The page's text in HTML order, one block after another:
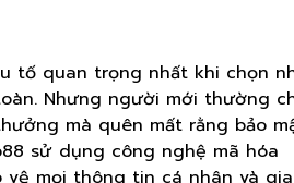
tố quan trọng nhất khi chọn
Nhưng người mới thường
mà quên mất rằng bảo
sử dụng công nghệ mã hóa
vệ mọi thông tin cá nhân và